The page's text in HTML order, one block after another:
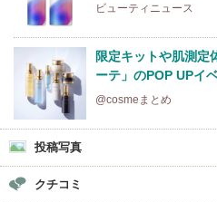
ビューティニュース
限定キットや肌測定
ーテ」のPOP UPイ
@cosmeまとめ
投稿写真
クチコミ